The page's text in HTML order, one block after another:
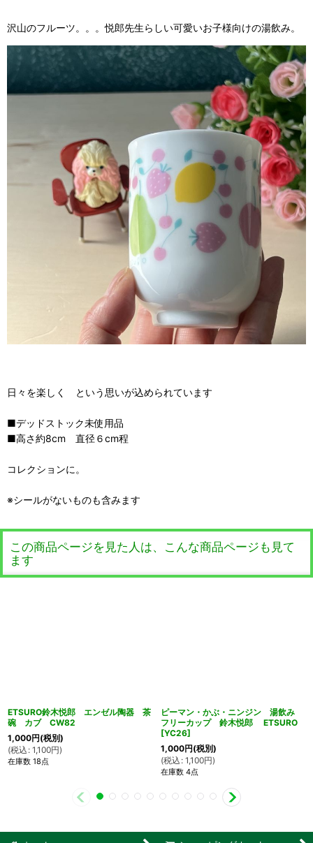
沢山のフルーツ。。。悦郎先生らしい可愛いお子様向けの湯飲み。
日々を楽しく という思いが込められています
■デッドストック未使用品
■高さ約8cm 直径６cm程
コレクションに。
※シールがないものも含みます
この商品ページを見た人は、こんな商品ページも見て
ます
ETSURO鈴木悦郎 エンゼル陶器 茶
碗 カブ CW82
1,000円(税別)
(税込 : 1,100円)
在庫数 18点
ピーマン・かぶ・ニンジン 湯飲み
フリーカップ 鈴木悦郎 ETSURO
[YC26]
1,000円(税別)
(税込 : 1,100円)
在庫数 4点